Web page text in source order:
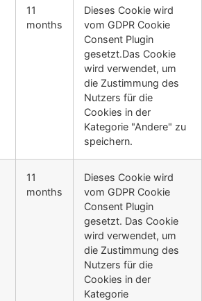
11
months
Dieses Cookie wird
vom GDPR Cookie
Consent Plugin
gesetzt.Das Cookie
wird verwendet, um
die Zustimmung des
Nutzers für die
Cookies in der
Kategorie "Andere" zu
speichern.
11
months
Dieses Cookie wird
vom GDPR Cookie
Consent Plugin
gesetzt. Das Cookie
wird verwendet, um
die Zustimmung des
Nutzers für die
Cookies in der
Kategorie